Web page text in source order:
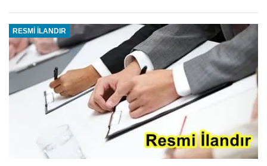
RESMİ İLANDIR